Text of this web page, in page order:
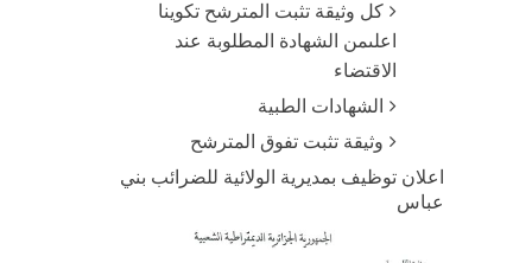
كل وثيقة تثبت المترشح تكوينا
اعلىمن الشهادة المطلوبة عند
الاقتضاء
الشهادات الطبية
وثيقة تثبت تفوق المترشح
اعلان توظيف بمديرية الولائية للضرائب بني
عباس